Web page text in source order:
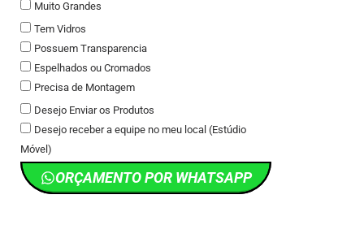
Muito Grandes
Tem Vidros
Possuem Transparencia
Espelhados ou Cromados
Precisa de Montagem
Desejo Enviar os Produtos
Desejo receber a equipe no meu local (Estúdio
Móvel)
ORÇAMENTO POR WHATSAPP